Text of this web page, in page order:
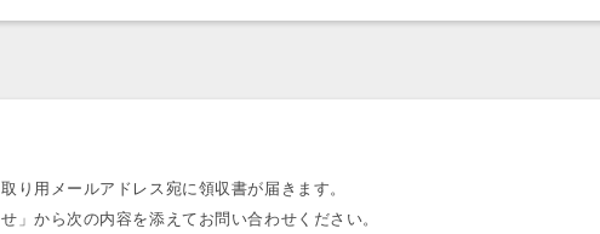
り用メールアドレス宛に領収書が届きます。
」から次の内容を添えてお問い合わせください。